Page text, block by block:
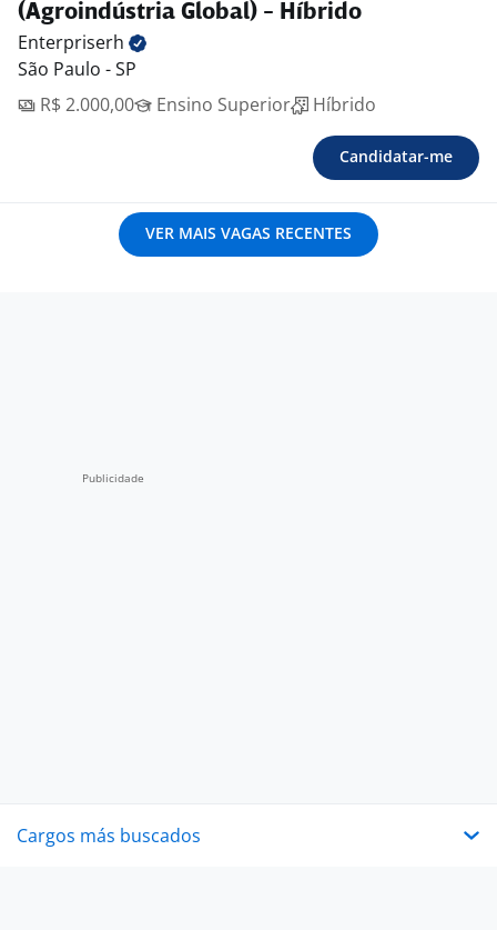
(Agroindústria Global) - Híbrido
Enterpriserh
São Paulo - SP
R$ 2.000,00
Ensino Superior Híbrido
Candidatar-me
VER MAIS VAGAS RECENTES
Cargos más buscados